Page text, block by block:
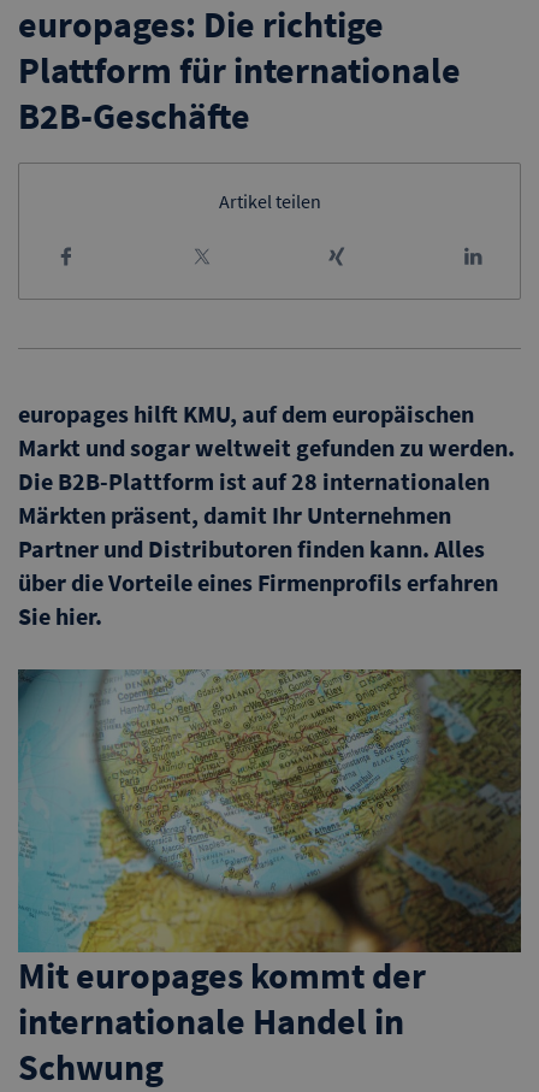
europages: Die richtige
Plattform für internationale
B2B-Geschäfte
Artikel teilen
europages hilft KMU, auf dem europäischen
Markt und sogar weltweit gefunden zu werden.
Die B2B-Plattform ist auf 28 internationalen
Märkten präsent, damit Ihr Unternehmen
Partner und Distributoren finden kann. Alles
über die Vorteile eines Firmenprofils erfahren
Sie hier.
Mit europages kommt der
internationale Handel in
Schwung